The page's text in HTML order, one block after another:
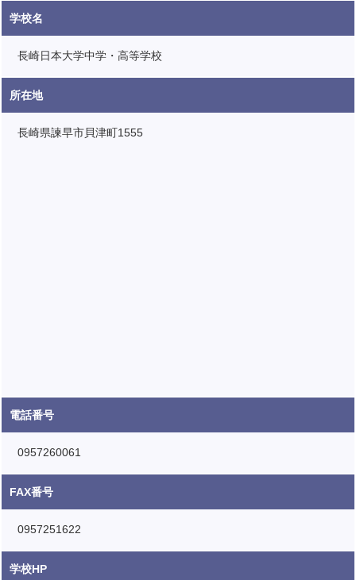
学校名
長崎日本大学中学・高等学校
所在地
長崎県諫早市貝津町1555
電話番号
0957260061
FAX番号
0957251622
学校HP